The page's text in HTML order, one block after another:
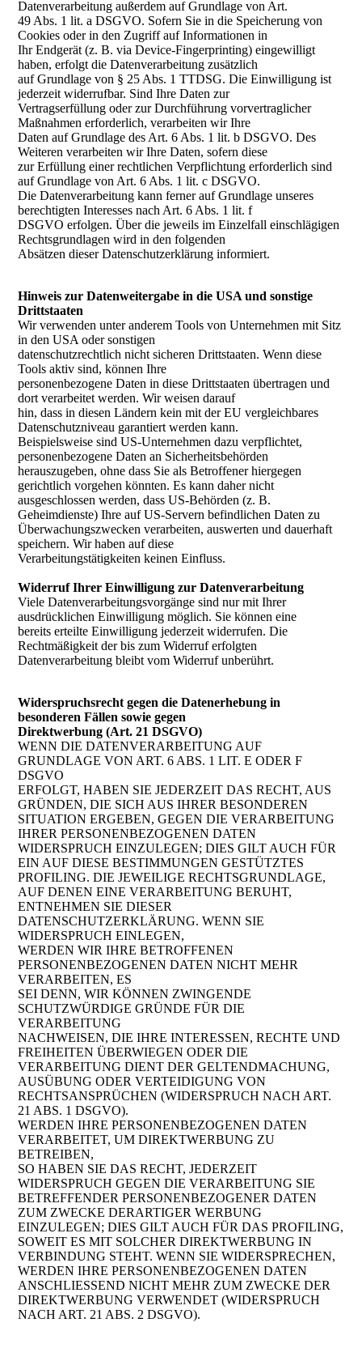
Datenverarbeitung außerdem auf Grundlage von Art.
49 Abs. 1 lit. a DSGVO. Sofern Sie in die Speicherung von
Cookies oder in den Zugriff auf Informationen in
Ihr Endgerät (z. B. via Device-Fingerprinting) eingewilligt
haben, erfolgt die Datenverarbeitung zusätzlich
auf Grundlage von § 25 Abs. 1 TTDSG. Die Einwilligung ist
jederzeit widerrufbar. Sind Ihre Daten zur
Vertragserfüllung oder zur Durchführung vorvertraglicher
Maßnahmen erforderlich, verarbeiten wir Ihre
Daten auf Grundlage des Art. 6 Abs. 1 lit. b DSGVO. Des
Weiteren verarbeiten wir Ihre Daten, sofern diese
zur Erfüllung einer rechtlichen Verpflichtung erforderlich sind
auf Grundlage von Art. 6 Abs. 1 lit. c DSGVO.
Die Datenverarbeitung kann ferner auf Grundlage unseres
berechtigten Interesses nach Art. 6 Abs. 1 lit. f
DSGVO erfolgen. Über die jeweils im Einzelfall einschlägigen
Rechtsgrundlagen wird in den folgenden
Absätzen dieser Datenschutzerklärung informiert.
Hinweis zur Datenweitergabe in die USA und sonstige
Drittstaaten
Wir verwenden unter anderem Tools von Unternehmen mit Sitz
in den USA oder sonstigen
datenschutzrechtlich nicht sicheren Drittstaaten. Wenn diese
Tools aktiv sind, können Ihre
personenbezogene Daten in diese Drittstaaten übertragen und
dort verarbeitet werden. Wir weisen darauf
hin, dass in diesen Ländern kein mit der EU vergleichbares
Datenschutzniveau garantiert werden kann.
Beispielsweise sind US-Unternehmen dazu verpflichtet,
personenbezogene Daten an Sicherheitsbehörden
herauszugeben, ohne dass Sie als Betroffener hiergegen
gerichtlich vorgehen könnten. Es kann daher nicht
ausgeschlossen werden, dass US-Behörden (z. B.
Geheimdienste) Ihre auf US-Servern befindlichen Daten zu
Überwachungszwecken verarbeiten, auswerten und dauerhaft
speichern. Wir haben auf diese
Verarbeitungstätigkeiten keinen Einfluss.
Widerruf Ihrer Einwilligung zur Datenverarbeitung
Viele Datenverarbeitungsvorgänge sind nur mit Ihrer
ausdrücklichen Einwilligung möglich. Sie können eine
bereits erteilte Einwilligung jederzeit widerrufen. Die
Rechtmäßigkeit der bis zum Widerruf erfolgten
Datenverarbeitung bleibt vom Widerruf unberührt.
Widerspruchsrecht gegen die Datenerhebung in
besonderen Fällen sowie gegen
Direktwerbung (Art. 21 DSGVO)
WENN DIE DATENVERARBEITUNG AUF
GRUNDLAGE VON ART. 6 ABS. 1 LIT. E ODER F
DSGVO
ERFOLGT, HABEN SIE JEDERZEIT DAS RECHT, AUS
GRÜNDEN, DIE SICH AUS IHRER BESONDEREN
SITUATION ERGEBEN, GEGEN DIE VERARBEITUNG
IHRER PERSONENBEZOGENEN DATEN
WIDERSPRUCH EINZULEGEN; DIES GILT AUCH FÜR
EIN AUF DIESE BESTIMMUNGEN GESTÜTZTES
PROFILING. DIE JEWEILIGE RECHTSGRUNDLAGE,
AUF DENEN EINE VERARBEITUNG BERUHT,
ENTNEHMEN SIE DIESER
DATENSCHUTZERKLÄRUNG. WENN SIE
WIDERSPRUCH EINLEGEN,
WERDEN WIR IHRE BETROFFENEN
PERSONENBEZOGENEN DATEN NICHT MEHR
VERARBEITEN, ES
SEI DENN, WIR KÖNNEN ZWINGENDE
SCHUTZWÜRDIGE GRÜNDE FÜR DIE
VERARBEITUNG
NACHWEISEN, DIE IHRE INTERESSEN, RECHTE UND
FREIHEITEN ÜBERWIEGEN ODER DIE
VERARBEITUNG DIENT DER GELTENDMACHUNG,
AUSÜBUNG ODER VERTEIDIGUNG VON
RECHTSANSPRÜCHEN (WIDERSPRUCH NACH ART.
21 ABS. 1 DSGVO).
WERDEN IHRE PERSONENBEZOGENEN DATEN
VERARBEITET, UM DIREKTWERBUNG ZU
BETREIBEN,
SO HABEN SIE DAS RECHT, JEDERZEIT
WIDERSPRUCH GEGEN DIE VERARBEITUNG SIE
BETREFFENDER PERSONENBEZOGENER DATEN
ZUM ZWECKE DERARTIGER WERBUNG
EINZULEGEN; DIES GILT AUCH FÜR DAS PROFILING,
SOWEIT ES MIT SOLCHER DIREKTWERBUNG IN
VERBINDUNG STEHT. WENN SIE WIDERSPRECHEN,
WERDEN IHRE PERSONENBEZOGENEN DATEN
ANSCHLIESSEND NICHT MEHR ZUM ZWECKE DER
DIREKTWERBUNG VERWENDET (WIDERSPRUCH
NACH ART. 21 ABS. 2 DSGVO).